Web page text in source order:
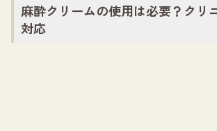
麻酔クリームの使用は必要？クリ
対応